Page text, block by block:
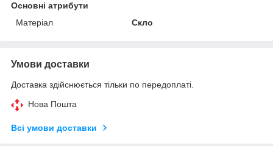
Основні атрибути
Матеріал
Скло
Умови доставки
Доставка здійснюється тільки по передоплаті.
Нова Пошта
Всі умови доставки